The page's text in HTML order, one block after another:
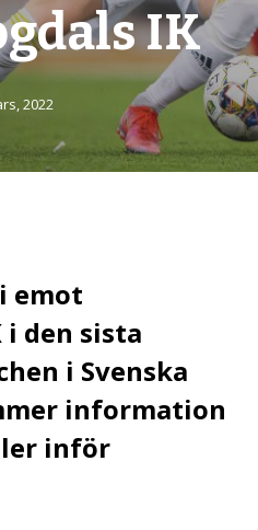
IK
2022
emot
den sista
i Svenska
information
inför